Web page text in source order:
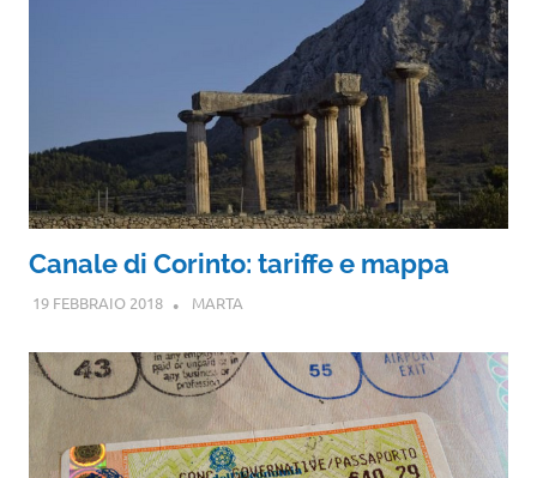
Canale di Corinto: tariffe e mappa
19 FEBBRAIO 2018 MARTA